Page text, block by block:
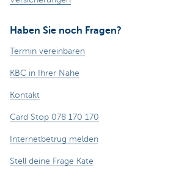
Haben Sie noch Fragen?
Termin vereinbaren
KBC in Ihrer Nähe
Kontakt
Card Stop 078 170 170
Internetbetrug melden
Stell deine Frage Kate